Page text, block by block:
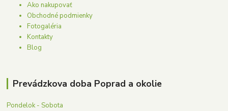
Ako nakupovať
Obchodné podmienky
Fotogaléria
Kontakty
Blog
Prevádzkova doba Poprad a okolie
Pondelok - Sobota